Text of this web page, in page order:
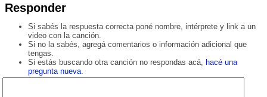
Responder
Si sabés la respuesta correcta poné nombre, intérprete y link a un
video con la canción.
Si no la sabés, agregá comentarios o información adicional que
tengas.
Si estás buscando otra canción no respondas acá, hacé una
pregunta nueva.